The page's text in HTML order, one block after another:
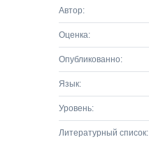
Автор:
Оценка:
Опубликованно:
Язык:
Уровень:
Литературный список: